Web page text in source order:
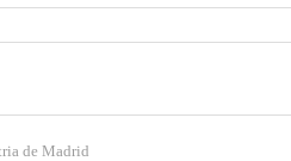
de Madrid